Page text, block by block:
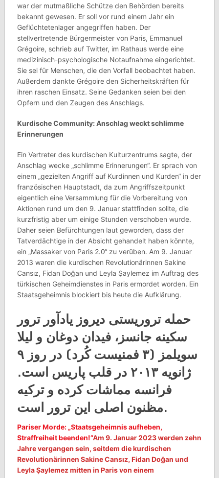
war der mutmaßliche Schütze den Behörden bereits
bekannt gewesen. Er soll vor rund einem Jahr ein
Geflüchtetenlager angegriffen haben. Der
stellvertretende Bürgermeister von Paris, Emmanuel
Grégoire, schrieb auf Twitter, im Rathaus werde eine
medizinisch-psychologische Notaufnahme eingerichtet.
Sie sei für Menschen, die den Vorfall beobachtet haben.
Außerdem dankte Grégoire den Sicherheitskräften für
ihren raschen Einsatz. Seine Gedanken seien bei den
Opfern und den Zeugen des Anschlags.
Kurdische Community: Anschlag weckt schlimme
Erinnerungen
Ein Vertreter des kurdischen Kulturzentrums sagte, der
Anschlag wecke „schlimme Erinnerungen“. Er sprach von
einem „gezielten Angriff auf Kurdinnen und Kurden“ in der
französischen Hauptstadt, da zum Angriffszeitpunkt
eigentlich eine Versammlung für die Vorbereitung von
Aktionen rund um den 9. Januar stattfinden sollte, die
kurzfristig aber um einige Stunden verschoben wurde.
Daher seien Befürchtungen laut geworden, dass der
Tatverdächtige in der Absicht gehandelt haben könnte,
ein „Massaker von Paris 2.0“ zu verüben. Am 9. Januar
2013 waren die kurdischen Revolutionärinnen Sakine
Cansız, Fidan Doğan und Leyla Şaylemez im Auftrag des
türkischen Geheimdienstes in Paris ermordet worden. Ein
Staatsgeheimnis blockiert bis heute die Aufklärung.
حمله تروریستی دیروز یادآور ترور
سکینه جانسز، فیدان دوغان و لیلا
سویلمز (۳ فمنیست کُرد) در روز ۹
ژانویه ۲۰۱۳ در قلب پاریس است.
فرانسه مماشات کرده و ترکیه
مظنون اصلی این ترور است.
Pariser Morde: „Staatsgeheimnis aufheben,
Straffreiheit beenden!“Am 9. Januar 2023 werden zehn
Jahre vergangen sein, seitdem die kurdischen
Revolutionärinnen Sakine Cansız, Fidan Doğan und
Leyla Şaylemez mitten in Paris von einem